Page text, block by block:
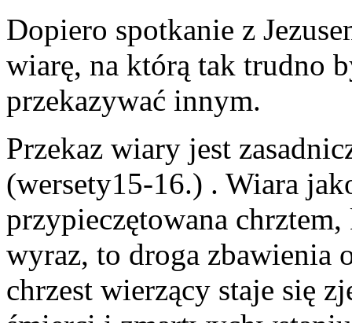
Dopiero spotkanie z
wiarę, na którą tak trudno
przekazywać innym.
Przekaz wiary jest
(wersety15-16.) . Wiara
przypieczętowana
wyraz, to droga zbawienia
chrzest wierzący staje się